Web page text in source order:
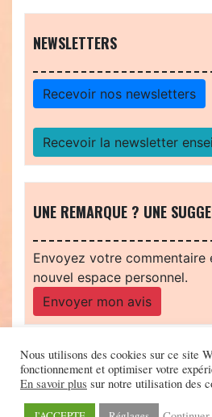
NEWSLETTERS
Recevoir nos newsletters
Recevoir la newsletter
UNE REMARQUE ? UNE
Envoyez votre
nouvel espace personnel.
Envoyer mon avis
Nous utilisons des cookies sur ce site
fonctionnement et optimiser votre
En savoir plus sur notre utilisation des